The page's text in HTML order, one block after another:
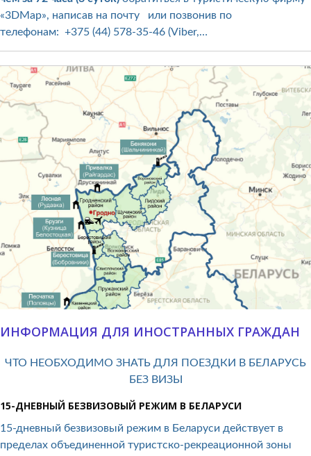
«3DMap», написав на почту или позвонив по
телефонам: +375 (44) 578-35-46 (Viber,…
ИНФОРМАЦИЯ ДЛЯ ИНОСТРАННЫХ ГРАЖДАН
ЧТО НЕОБХОДИМО ЗНАТЬ ДЛЯ ПОЕЗДКИ В БЕЛАРУСЬ
БЕЗ ВИЗЫ
15-ДНЕВНЫЙ БЕЗВИЗОВЫЙ РЕЖИМ В БЕЛАРУСИ
15-дневный безвизовый режим в Беларуси действует в
пределах объединенной туристско-рекреационной зоны